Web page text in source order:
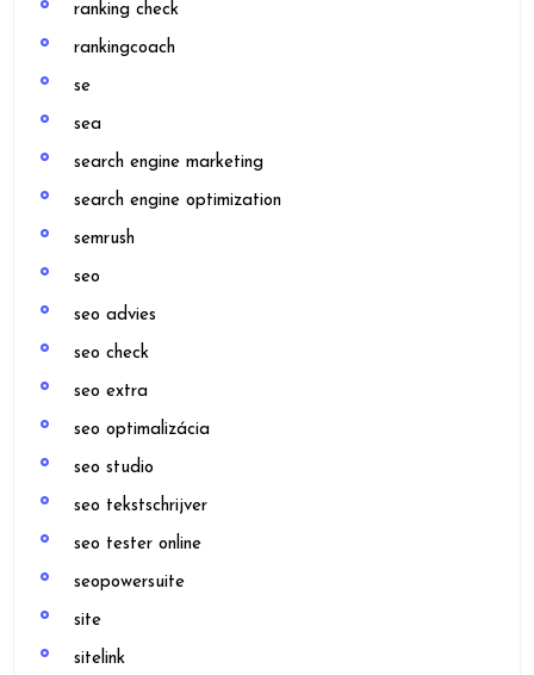
ranking check
rankingcoach
se
sea
search engine marketing
search engine optimization
semrush
seo
seo advies
seo check
seo extra
seo optimalizácia
seo studio
seo tekstschrijver
seo tester online
seopowersuite
site
sitelink